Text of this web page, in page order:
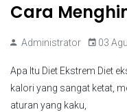
Cara
Administrator 03
Apa Itu Diet Ekstrem Diet
kalori yang sangat ketat,
aturan yang kaku,